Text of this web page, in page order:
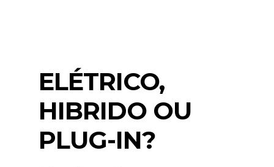
ELÉTRICO,
HIBRIDO OU
PLUG-IN?